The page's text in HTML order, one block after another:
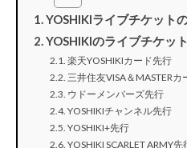
YOSHIKIライブチケット
YOSHIKIのライブチケッ
楽天YOSHIKIカード先行
三井住友VISA＆MASTERカ
ウドーメンバーズ先行
YOSHIKIチャンネル先行
YOSHIKI+先行
YOSHIKI SCARLET ARMY先